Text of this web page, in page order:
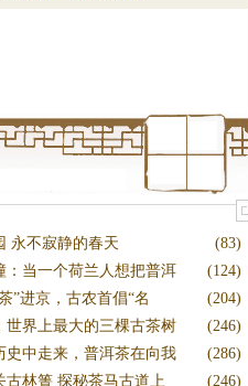
(83)
永不寂静的春天
(124)
：当一个荷兰人想把普洱
(204)
”进京，古农首倡“名
(246)
世界上最大的三棵古茶树
(286)
史中走来，普洱茶在向我
(246)
古林箐 探秘茶马古道上